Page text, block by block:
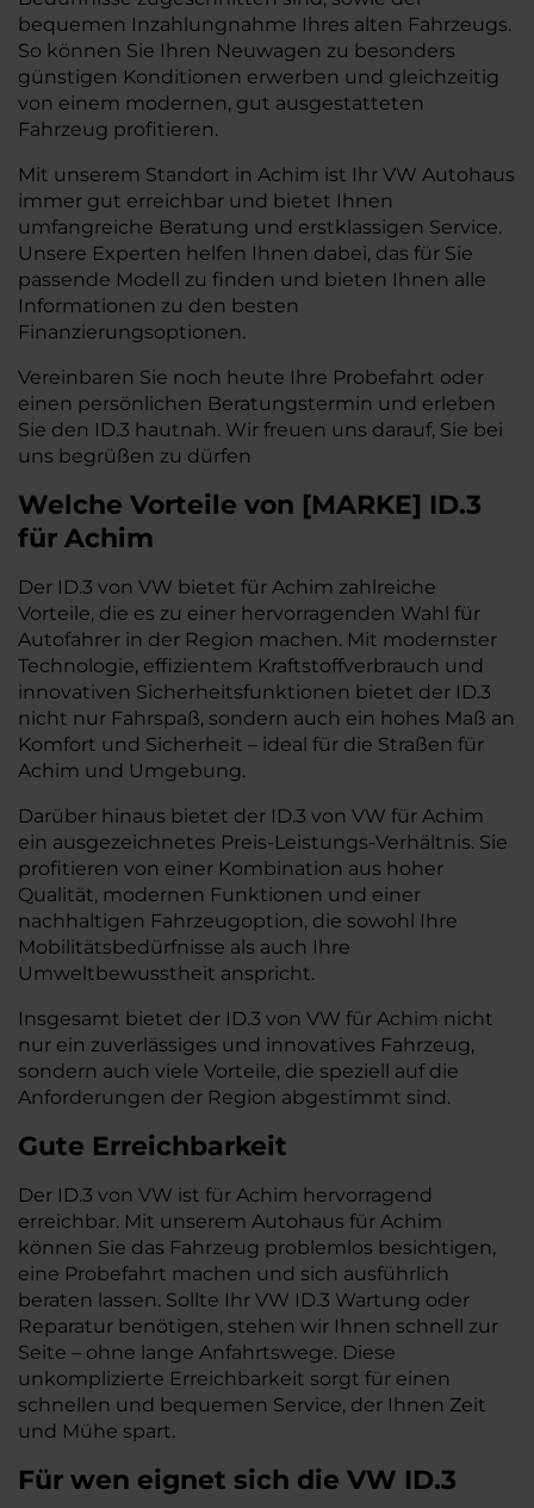
bequemen Inzahlungnahme Ihres alten Fahrzeugs.
So können Sie Ihren Neuwagen zu besonders
günstigen Konditionen erwerben und gleichzeitig
von einem modernen, gut ausgestatteten
Fahrzeug profitieren.
Mit unserem Standort in Achim ist Ihr VW Autohaus
immer gut erreichbar und bietet Ihnen
umfangreiche Beratung und erstklassigen Service.
Unsere Experten helfen Ihnen dabei, das für Sie
passende Modell zu finden und bieten Ihnen alle
Informationen zu den besten
Finanzierungsoptionen.
Vereinbaren Sie noch heute Ihre Probefahrt oder
einen persönlichen Beratungstermin und erleben
Sie den ID.3 hautnah. Wir freuen uns darauf, Sie bei
uns begrüßen zu dürfen
Welche Vorteile von [MARKE] ID.3
für Achim
Der ID.3 von VW bietet für Achim zahlreiche
Vorteile, die es zu einer hervorragenden Wahl für
Autofahrer in der Region machen. Mit modernster
Technologie, effizientem Kraftstoffverbrauch und
innovativen Sicherheitsfunktionen bietet der ID.3
nicht nur Fahrspaß, sondern auch ein hohes Maß an
Komfort und Sicherheit – ideal für die Straßen für
Achim und Umgebung.
Darüber hinaus bietet der ID.3 von VW für Achim
ein ausgezeichnetes Preis-Leistungs-Verhältnis. Sie
profitieren von einer Kombination aus hoher
Qualität, modernen Funktionen und einer
nachhaltigen Fahrzeugoption, die sowohl Ihre
Mobilitätsbedürfnisse als auch Ihre
Umweltbewusstheit anspricht.
Insgesamt bietet der ID.3 von VW für Achim nicht
nur ein zuverlässiges und innovatives Fahrzeug,
sondern auch viele Vorteile, die speziell auf die
Anforderungen der Region abgestimmt sind.
Gute Erreichbarkeit
Der ID.3 von VW ist für Achim hervorragend
erreichbar. Mit unserem Autohaus für Achim
können Sie das Fahrzeug problemlos besichtigen,
eine Probefahrt machen und sich ausführlich
beraten lassen. Sollte Ihr VW ID.3 Wartung oder
Reparatur benötigen, stehen wir Ihnen schnell zur
Seite – ohne lange Anfahrtswege. Diese
unkomplizierte Erreichbarkeit sorgt für einen
schnellen und bequemen Service, der Ihnen Zeit
und Mühe spart.
Für wen eignet sich die VW ID.3